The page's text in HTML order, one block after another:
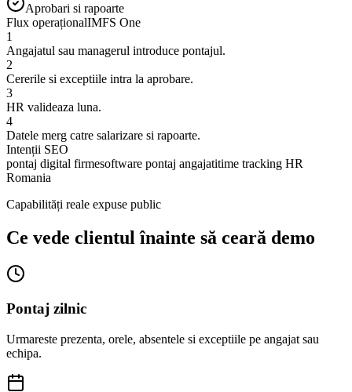
Aprobari si rapoarte
Flux operaționalIMFS One
1
Angajatul sau managerul introduce pontajul.
2
Cererile si exceptiile intra la aprobare.
3
HR valideaza luna.
4
Datele merg catre salarizare si rapoarte.
Intenții SEO
pontaj digital firmesoftware pontaj angajatitime tracking HR
Romania
Capabilități reale expuse public
Ce vede clientul înainte să ceară demo
Pontaj zilnic
Urmareste prezenta, orele, absentele si exceptiile pe angajat sau
echipa.